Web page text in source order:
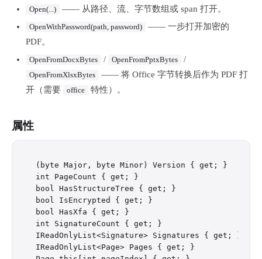
Open(...) —— 从路径、流、字节数组或 span 打开。
OpenWithPassword(path, password)
—— 一步打开加密的
PDF。
OpenFromDocxBytes / OpenFromPptxBytes /
OpenFromXlsxBytes
—— 将 Office 字节转换后作为 PDF 打
开（需要
office 特性）。
属性
(byte Major, byte Minor) Version { get; }   //
int PageCount { get; }                       //
bool HasStructureTree { get; }               //
bool IsEncrypted { get; }                    //
bool HasXfa { get; }                         //
int SignatureCount { get; }                  //
IReadOnlyList<Signature> Signatures { get; } //
IReadOnlyList<Page> Pages { get; }           //